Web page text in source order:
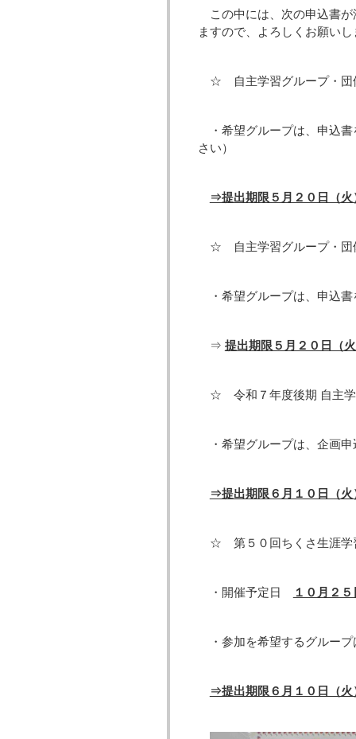
この中には、次の申込書
ますので、よろしくお願いし
☆ 自主学習グループ・団
・希望グループは、申込
さい）
⇒提出期限５月２０日（火
☆ 自主学習グループ・団
・希望グループは、申込
⇒ 提出期限５月２０日（
☆ 令和７年度後期 自主学
・希望グループは、企画
⇒提出期限６月１０日（火
☆ 第５０回ちくさ生涯
・開催予定日 １０月２
・参加を希望するグルー
⇒提出期限６月１０日（火